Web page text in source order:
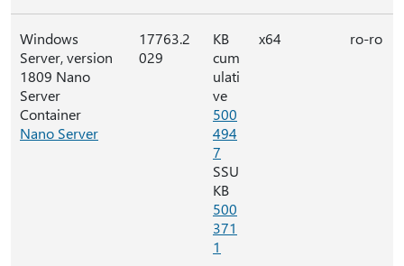
Windows
Server, version
1809 Nano
Server
Container
Nano Server
17763.2
029
KB
cum
ulati
ve
500
494
7
SSU
KB
500
371
1
x64 ro-ro